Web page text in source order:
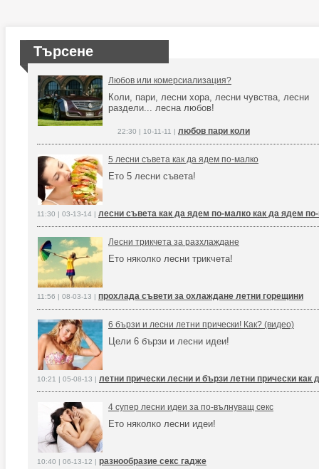
Търсене
Любов или комерсиализация?
Коли, пари, лесни хора, лесни чувства, лесни
раздели... лесна любов!
22:30 | 10-11-11 | любов пари коли
5 лесни съвета как да ядем по-малко
Ето 5 лесни съвета!
11:30 | 03-13-14 | лесни съвета как да ядем по-малко как да ядем
Лесни трикчета за разхлаждане
Ето няколко лесни трикчета!
11:56 | 08-03-13 | прохлада съвети за охлаждане летни горещини
6 бързи и лесни летни прически! Как? (видео)
Цели 6 бързи и лесни идеи!
10:21 | 05-08-13 | летни прически лесни и бързи летни прически как
4 супер лесни идеи за по-вълнуващ секс
Ето няколко лесни идеи!
10:40 | 06-13-12 | разнообразие секс гадже